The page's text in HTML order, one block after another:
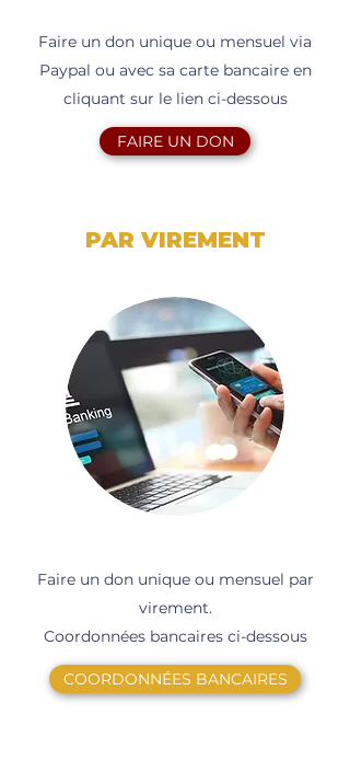
Faire un don unique ou mensuel via
Paypal ou avec sa carte bancaire en
cliquant sur le lien ci-dessous
FAIRE UN DON
PAR VIREMENT
Faire un don unique ou mensuel par
virement.
Coordonnées bancaires ci-dessous
COORDONNÉES BANCAIRES